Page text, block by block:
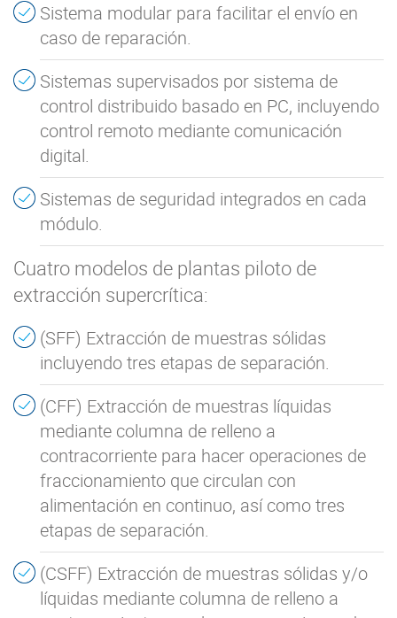
Sistema modular para facilitar el envío en
caso de reparación.
Sistemas supervisados por sistema de
control distribuido basado en PC, incluyendo
control remoto mediante comunicación
digital.
Sistemas de seguridad integrados en cada
módulo.
Cuatro modelos de plantas piloto de
extracción supercrítica:
(SFF) Extracción de muestras sólidas
incluyendo tres etapas de separación.
(CFF) Extracción de muestras líquidas
mediante columna de relleno a
contracorriente para hacer operaciones de
fraccionamiento que circulan con
alimentación en continuo, así como tres
etapas de separación.
(CSFF) Extracción de muestras sólidas y/o
líquidas mediante columna de relleno a